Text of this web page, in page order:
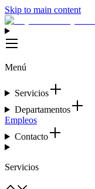
Skip to main content
Menú
Servicios
Departamentos
Empleos
Contacto
Servicios